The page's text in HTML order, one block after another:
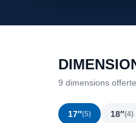
9 dimensions
17″(5) 18″(4)